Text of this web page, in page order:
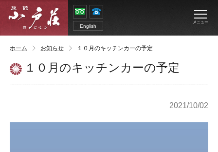
English
メニュー
ホーム お知らせ １０月のキッチンカーの予定
１０月のキッチンカーの予定
2021/10/02